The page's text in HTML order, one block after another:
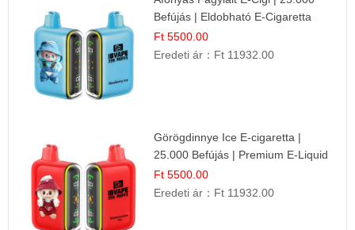
Befújás | Eldobható E-Cigaretta
Ft 5500.00
Eredeti ár： Ft 11932.00
Görögdinnye Ice E-cigaretta |
25.000 Befújás | Premium E-Liquid
Ft 5500.00
Eredeti ár： Ft 11932.00